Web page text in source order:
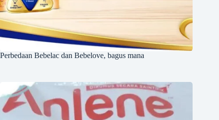
Perbedaan Bebelac dan Bebelove, bagus mana